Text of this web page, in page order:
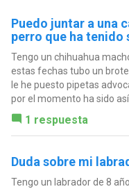
Puedo juntar a una
perro que ha tenido
Tengo un chihuahua
estas fechas tubo un
le he puesto pipetas
por el momento ha sido
1 respuesta
Duda sobre mi
Tengo un labrador de 8